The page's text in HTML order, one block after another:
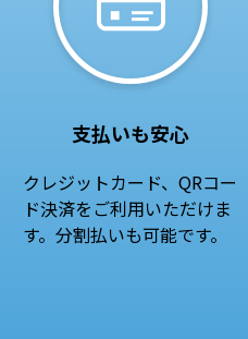
支払いも安心
クレジットカード、QRコー
ド決済をご利用いただけま
す。分割払いも可能です。